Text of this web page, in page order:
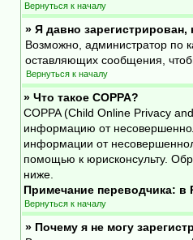
Вернуться к началу
» Я давно
Возможно, администратор по
оставляющих сообщения,
Вернуться к началу
» Что такое COPPA?
COPPA (Child Online Privacy
информацию от
информации от
помощью к юрисконсульту.
ниже.
Примечание переводчика:
Вернуться к началу
» Почему я не могу